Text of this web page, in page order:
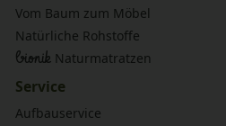
Vom Baum zum Möbel
Natürliche Rohstoffe
bionik Naturmatratzen
Service
Aufbauservice